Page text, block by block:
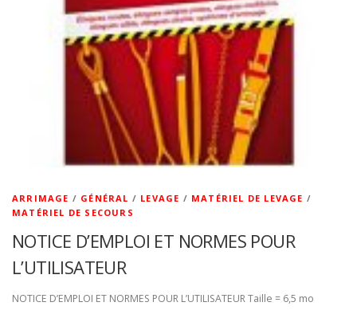
ARRIMAGE / GÉNÉRAL / LEVAGE / MATÉRIEL DE LEVAGE /
MATÉRIEL DE SECOURS
NOTICE D’EMPLOI ET NORMES POUR
L’UTILISATEUR
NOTICE D’EMPLOI ET NORMES POUR L’UTILISATEUR Taille = 6,5 mo